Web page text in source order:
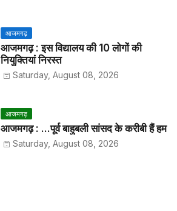
आजमगढ़
आजमगढ़ : इस विद्यालय की 10 लोगों की
नियुक्तियां निरस्त
Saturday, August 08, 2026
आजमगढ़
आजमगढ़ : ...पूर्व बाहुबली सांसद के करीबी हैं हम
Saturday, August 08, 2026